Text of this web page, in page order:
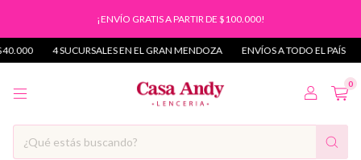
¡ENVÍO GRATIS A PARTIR DE $100.000!
4 SUCURSALES EN EL GRAN MENDOZA ENVÍOS A TODO EL PAÍS
0